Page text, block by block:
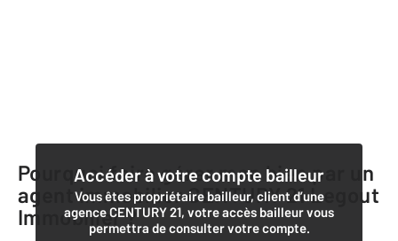
Accéder à votre compte bailleur
Vous êtes propriétaire bailleur, client d’une
agence CENTURY 21, votre accès bailleur vous
permettra de consulter votre compte.
Pourquoi faire gérer mon bien par un
agent immobilierCENTURY 21 Legout
Immobilier?